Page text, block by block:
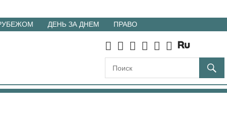
ДЕНЬ ЗА ДНЕМ ПРАВО